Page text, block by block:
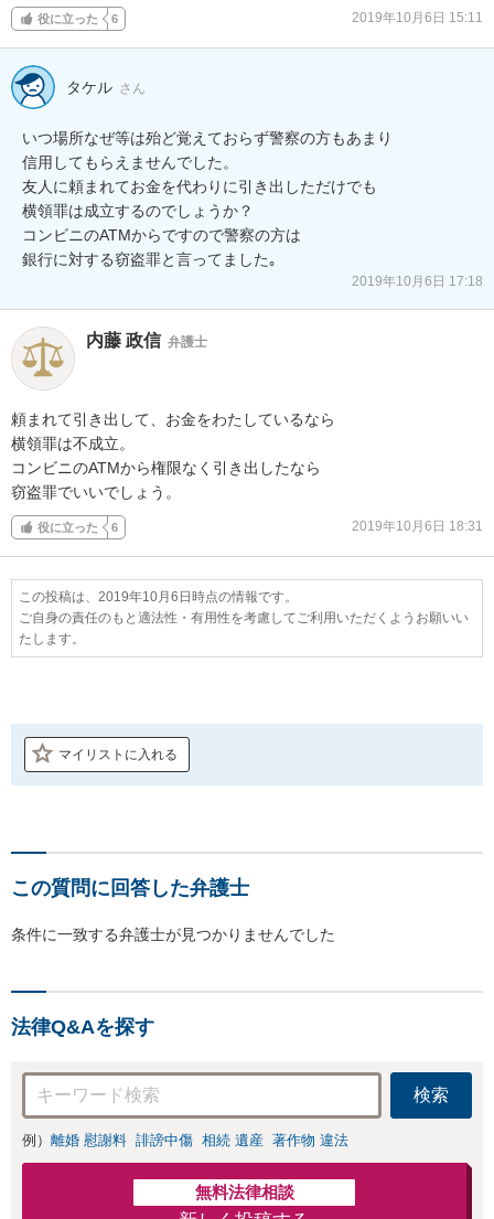
役に立った 6 2019年10月6日 15:11
タケル さん
いつ場所なぜ等は殆ど覚えておらず警察の方もあまり
信用してもらえませんでした。
友人に頼まれてお金を代わりに引き出しただけでも
横領罪は成立するのでしょうか？
コンビニのATMからですので警察の方は
銀行に対する窃盗罪と言ってました｡
2019年10月6日 17:18
内藤 政信 弁護士
頼まれて引き出して、お金をわたしているなら
横領罪は不成立。
コンビニのATMから権限なく引き出したなら
窃盗罪でいいでしょう。
役に立った 6 2019年10月6日 18:31
この投稿は、2019年10月6日時点の情報です。
ご自身の責任のもと適法性・有用性を考慮してご利用いただくようお願いい
たします。
マイリストに入れる
この質問に回答した弁護士
条件に一致する弁護士が見つかりませんでした
法律Q&Aを探す
検索
例） 離婚 慰謝料 誹謗中傷 相続 遺産 著作物 違法
無料法律相談